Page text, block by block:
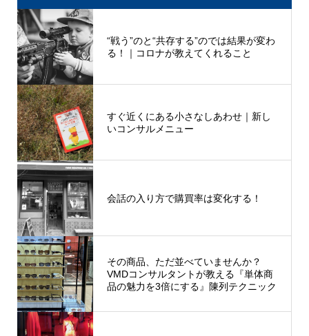
“戦う”のと“共存する”のでは結果が変わ
る！｜コロナが教えてくれること
すぐ近くにある小さなしあわせ｜新し
いコンサルメニュー
会話の入り方で購買率は変化する！
その商品、ただ並べていませんか？
VMDコンサルタントが教える『単体商
品の魅力を3倍にする』陳列テクニック